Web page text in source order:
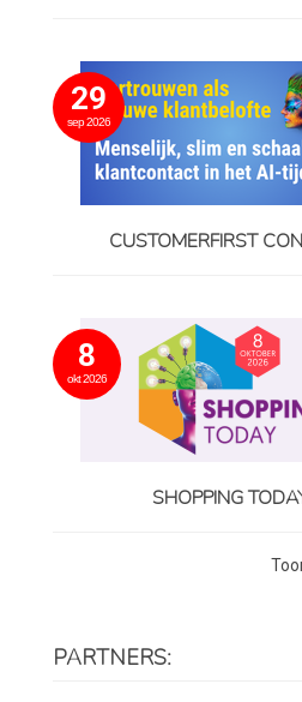
29
sep 2026
CUSTOMERFIRST
8
okt 2026
SHOPPING
PARTNERS: